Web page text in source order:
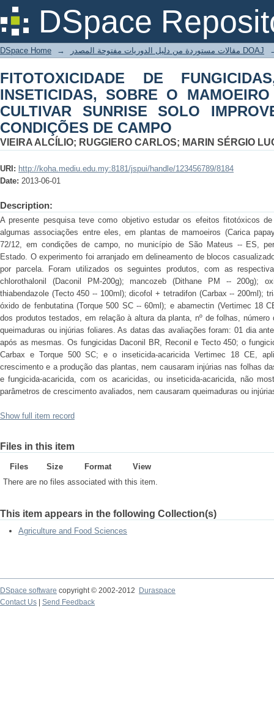
DSpace
FITOTOXICIDADE DE
MAMOEIRO (Carica papaya L.)
EM CONDIÇÕES DE CAMPO
DSpace Home → مقالات مستوردة من دليل الدوريات مفتوحة المصدر DOAJ
FITOTOXICIDADE DE
INSETICIDAS, SOBRE O
CULTIVAR SUNRISE SOLO
CONDIÇÕES DE CAMPO
VIEIRA ALCÍLIO; RUGGIERO CARLOS; MARIN SÉRGIO
URI: http://koha.mediu.edu.my:8181/jspui/handle/123456789/8184
Date: 2013-06-01
Description:
A presente pesquisa teve como objetivo estudar os efeitos fitotóxicos
algumas associações entre eles, em plantas de mamoeiros (Carica
72/12, em condições de campo, no município de São Mateus -- ES,
Estado. O experimento foi arranjado em delineamento de blocos
por parcela. Foram utilizados os seguintes produtos, com as
chlorothalonil (Daconil PM-200g); mancozeb (Dithane PM -- 200g);
thiabendazole (Tecto 450 -- 100ml); dicofol + tetradifon (Carbax -- 200ml);
óxido de fenbutatina (Torque 500 SC -- 60ml); e abamectin (Vertimec 18
dos produtos testados, em relação à altura da planta, nº de folhas,
queimaduras ou injúrias foliares. As datas das avaliações foram: 01 dia
após as mesmas. Os fungicidas Daconil BR, Reconil e Tecto 450; o
Carbax e Torque 500 SC; e o inseticida-acaricida Vertimec 18 CE,
crescimento e a produção das plantas, nem causaram injúrias nas folhas
e fungicida-acaricida, com os acaricidas, ou inseticida-acaricida, não
parâmetros de crescimento avaliados, nem causaram queimaduras ou
Show full item record
Files in this item
Files Size Format
View
There are no files associated with this item.
This item appears in the following Collection(s)
Agriculture and Food Sciences
DSpace software copyright © 2002-2012
Duraspace
Contact Us
Send Feedback